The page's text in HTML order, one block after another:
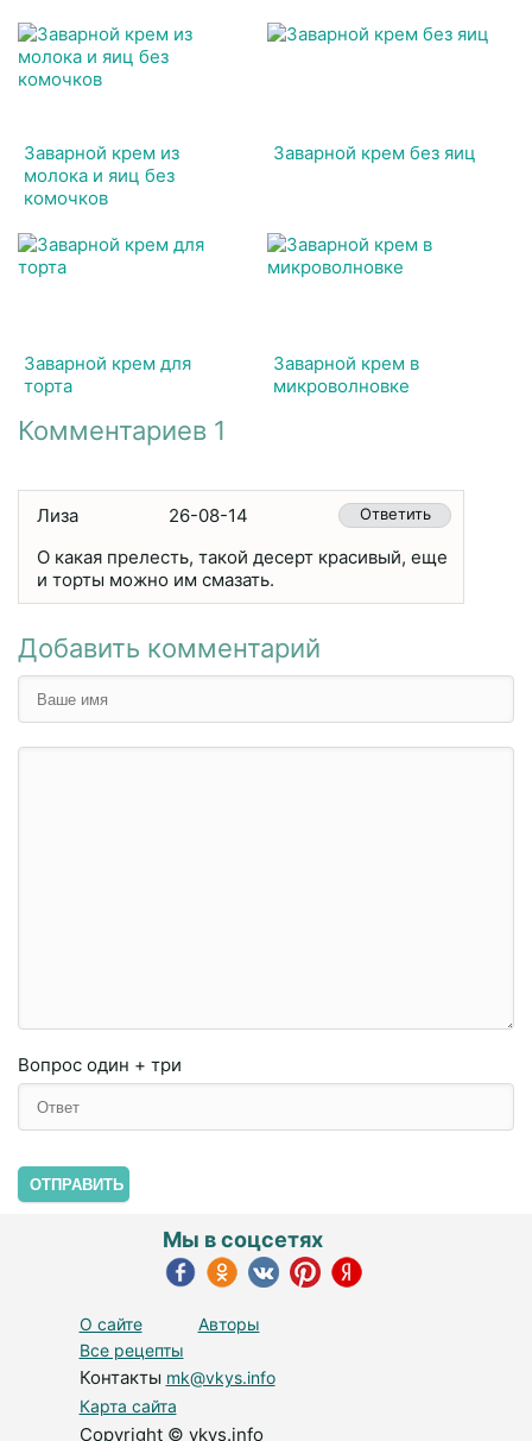
Заварной крем из
молока и яиц без
комочков
Заварной крем без яиц
Заварной крем для
торта
Заварной крем в
микроволновке
Комментариев 1
Лиза 26-08-14 Ответить
О какая прелесть, такой десерт красивый, еще
и торты можно им смазать.
Добавить комментарий
Вопрос один + три
ОТПРАВИТЬ
О сайте
Авторы
Все рецепты
Контакты mk@vkys.info
Карта сайта
Copyright © vkys.info
Мы в соцсетях